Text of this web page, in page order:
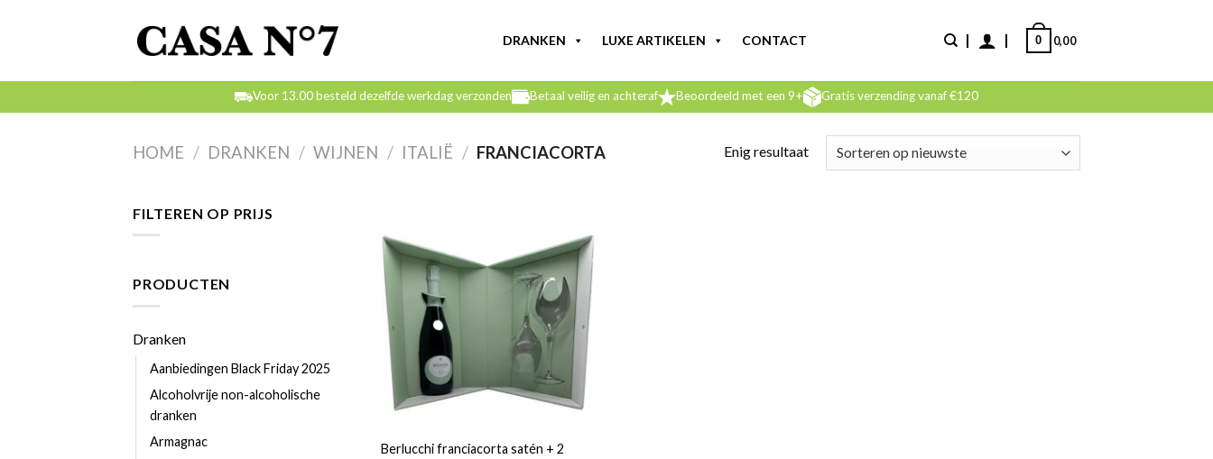
DRANKEN LUXE ARTIKELEN CONTACT 0,00
0
Voor 13.00 besteld dezelfde werkdag verzonden Betaal veilig en achteraf Beoordeeld met een 9+ Gratis verzending vanaf €120
HOME / DRANKEN / WIJNEN / ITALIË / FRANCIACORTA Enig resultaat
FILTEREN OP PRIJS
PRODUCTEN
Dranken
Aanbiedingen Black Friday 2025
Alcoholvrije non-alcoholische
dranken
Armagnac
Berlucchi franciacorta satén + 2